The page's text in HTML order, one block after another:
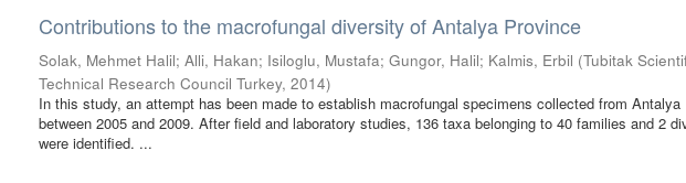
Contributions to the macrofungal diversity of Antalya Province
Solak, Mehmet Halil;Alli, Hakan; Isiloglu, Mustafa;Gungor, Halil; Kalmis, Erbil (Tubitak
Technical Research Council Turkey,2014)
In this study, an attempt has been made to establish macrofungal specimens collected from Antalya
between 2005 and 2009. After field and laboratory studies, 136 taxa belonging to 40 families and 2
were identified. ...